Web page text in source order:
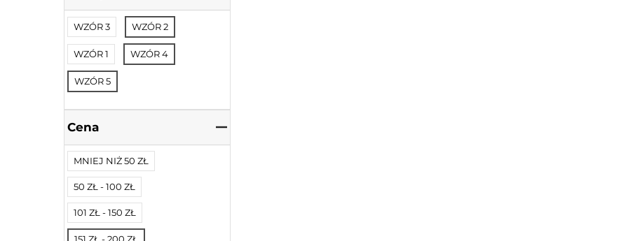
WZÓR 3 WZÓR 2
WZÓR 1 WZÓR 4
WZÓR 5
Cena
MNIEJ NIŻ 50 ZŁ
50 ZŁ - 100 ZŁ
101 ZŁ - 150 ZŁ